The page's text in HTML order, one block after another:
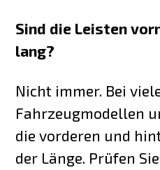
Sind die Leisten
lang?
Nicht immer. Bei
Fahrzeugmodellen
die vorderen und
der Länge. Prüfen